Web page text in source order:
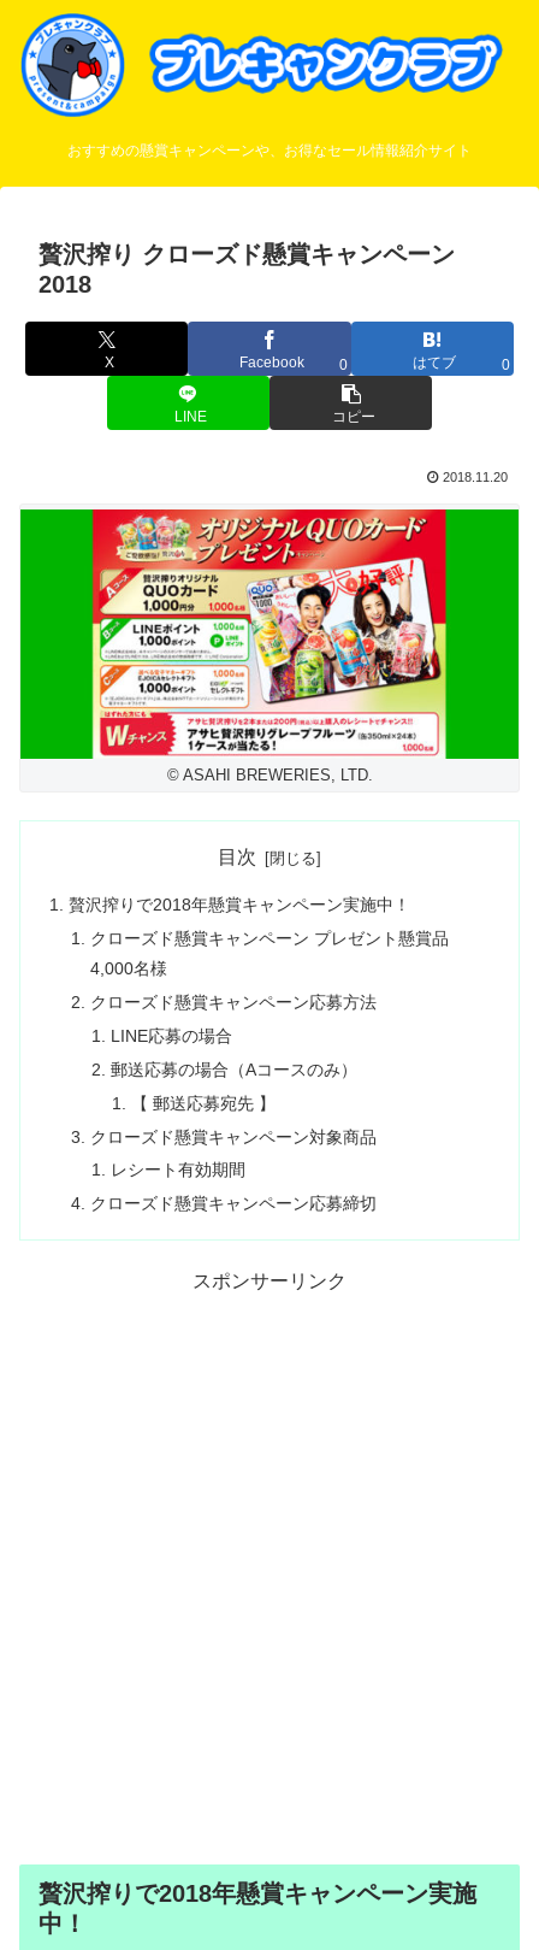
おすすめの懸賞キャンペーンや、お得なセール情報紹介サイト
贅沢搾り クローズド懸賞キャンペーン
2018
X Facebook 0 はてブ 0
LINE コピー
2018.11.20
© ASAHI BREWERIES, LTD.
目次
贅沢搾りで2018年懸賞キャンペーン実施中！
クローズド懸賞キャンペーン プレゼント懸賞品
4,000名様
クローズド懸賞キャンペーン応募方法
LINE応募の場合
郵送応募の場合（Aコースのみ）
【 郵送応募宛先 】
クローズド懸賞キャンペーン対象商品
レシート有効期間
クローズド懸賞キャンペーン応募締切
スポンサーリンク
贅沢搾りで2018年懸賞キャンペーン実施
中！